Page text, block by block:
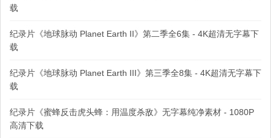
载
纪录片《地球脉动 Planet Earth II》第二季全6集 - 4K超清无字幕下
载
纪录片《地球脉动 Planet Earth III》第三季全8集 - 4K超清无字幕下
载
纪录片《蜜蜂反击虎头蜂：用温度杀敌》无字幕纯净素材 - 1080P
高清下载